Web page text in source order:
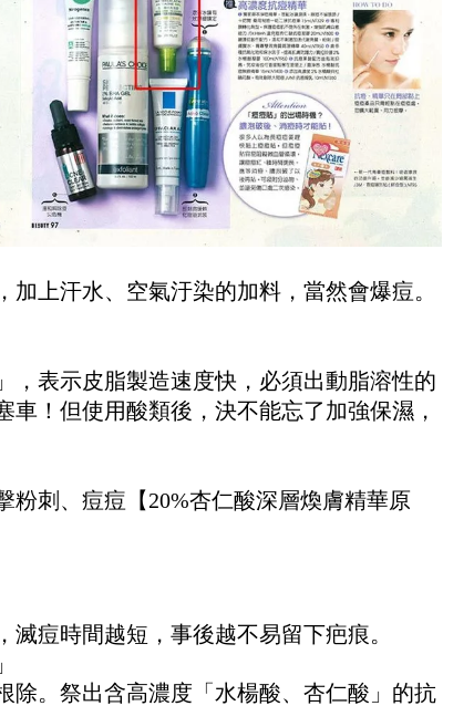
上汗水、空氣汙染的加料，當然會爆痘。
，表示皮脂製造速度快，必須出動脂溶性的
！但使用酸類後，決不能忘了加強保濕，
刺、痘痘【20%杏仁酸深層煥膚精華原
痘時間越短，事後越不易留下疤痕。
除。祭出含高濃度「水楊酸、杏仁酸」的抗